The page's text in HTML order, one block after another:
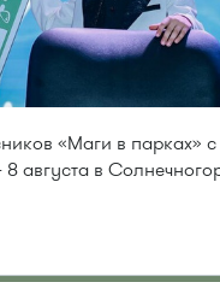
«Маги в парках»
в